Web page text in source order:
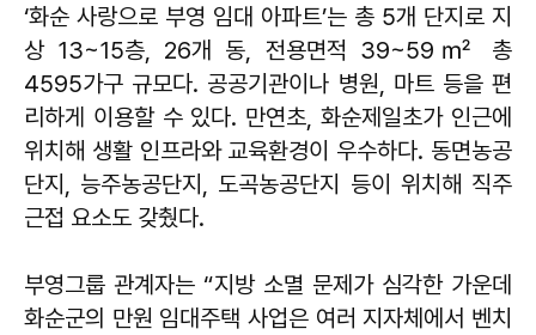
‘화순 사랑으로 부영 임대 아파트’는 총 5개 단지로 지
상 13~15층, 26개 동, 전용면적 39~59㎡ 총
4595가구 규모다. 공공기관이나 병원, 마트 등을 편
리하게 이용할 수 있다. 만연초, 화순제일초가 인근에
위치해 생활 인프라와 교육환경이 우수하다. 동면농공
단지, 능주농공단지, 도곡농공단지 등이 위치해 직주
근접 요소도 갖췄다.
부영그룹 관계자는 “지방 소멸 문제가 심각한 가운데
화순군의 만원 임대주택 사업은 여러 지자체에서 벤치